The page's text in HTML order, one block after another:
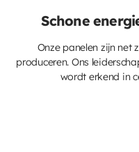
Schone
Onze panelen zijn net
produceren. Ons
wordt erkend in